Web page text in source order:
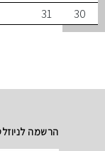
31
הרשמה לניוזלטר